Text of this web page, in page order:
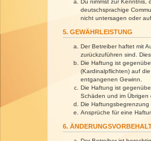
deutschsprachige
nicht untersagen oder
5. GEWÄHRLEISTUNG
Der Betreiber haftet mit
zurückzuführen sind.
Die Haftung ist
(Kardinalpflichten) auf
entgangenen Gewinn.
Die Haftung ist
Schäden und im Übrigen
Die
Ansprüche für eine
6.